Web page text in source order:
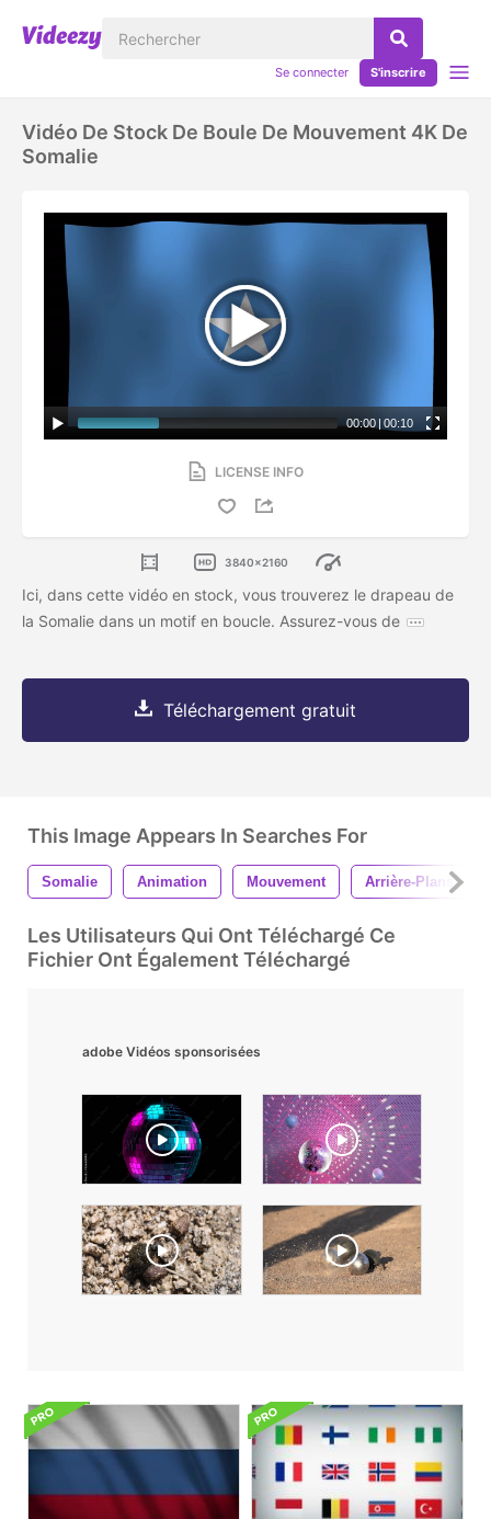
Se connecter S'inscrire
Vidéo De Stock De Boule De Mouvement 4K De
Somalie
00:00 | 00:10
LICENSE INFO
3840x2160
Ici, dans cette vidéo en stock, vous trouverez le drapeau de
la Somalie dans un motif en boucle. Assurez-vous de
Téléchargement gratuit
This Image Appears In Searches For
Somalie Animation Mouvement Arrière-Plans
Les Utilisateurs Qui Ont Téléchargé Ce
Fichier Ont Également Téléchargé
adobe Vidéos sponsorisées